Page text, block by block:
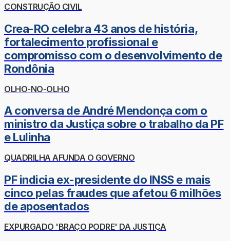
CONSTRUÇÃO CIVIL
Crea-RO celebra 43 anos de história,
fortalecimento profissional e
compromisso com o desenvolvimento de
Rondônia
OLHO-NO-OLHO
A conversa de André Mendonça com o
ministro da Justiça sobre o trabalho da PF
e Lulinha
QUADRILHA AFUNDA O GOVERNO
PF indicia ex-presidente do INSS e mais
cinco pelas fraudes que afetou 6 milhões
de aposentados
EXPURGADO 'BRAÇO PODRE' DA JUSTIÇA